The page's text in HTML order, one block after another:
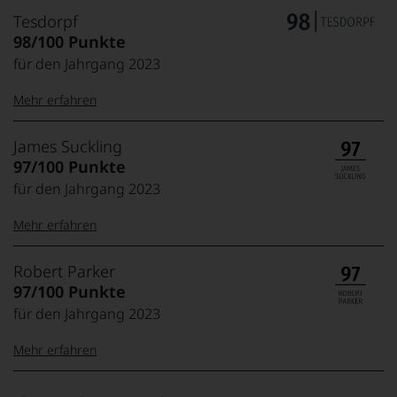
Tesdorpf
98/100 Punkte
für den Jahrgang 2023
99–100 Punkte:
95–98 Punkte:
85–89 Punkte:
Tesdorpf
Der
Name
Tesdorpf
für
»Fine
Wine«,
für
die
edlen
der
Welt,
Mehr erfahren
James Suckling
97/100 Punkte
für den Jahrgang 2023
100-95 Punkte:
90 Punkte und
James
Suckling
Der
Amerikaner
Suckling,
Jahrgang
Mehr erfahren
Robert Parker
97/100 Punkte
für den Jahrgang 2023
Mehr erfahren